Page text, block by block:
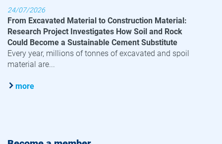
24/07/2026
From Excavated Material to Construction Material:
Research Project Investigates How Soil and Rock
Could Become a Sustainable Cement Substitute
Every year, millions of tonnes of excavated and spoil
material are...
more